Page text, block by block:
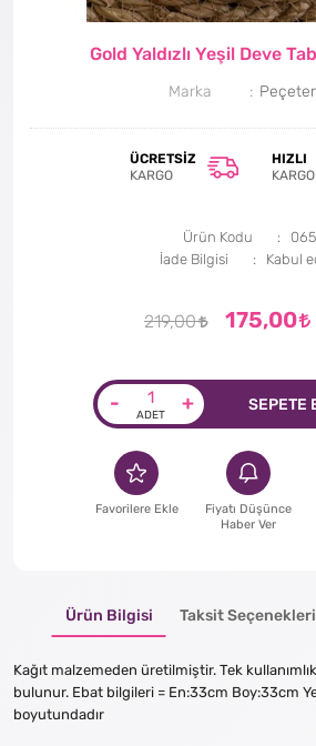
Gold Yaldızlı Yeşil Deve
Marka
ÜCRETSIZ
KARGO
HIZLI
KARGO
Ürün Kodu
İade Bilgisi
219,00 175,00
- + SEPETE
Favorilere Ekle
Fiyatı Düşünce
Haber Ver
Ürün Bilgisi Taksit Seçenekleri
Kağıt malzemeden üretilmiştir. Tek
bulunur. Ebat bilgileri = En:33cm Boy:33cm
boyutundadır